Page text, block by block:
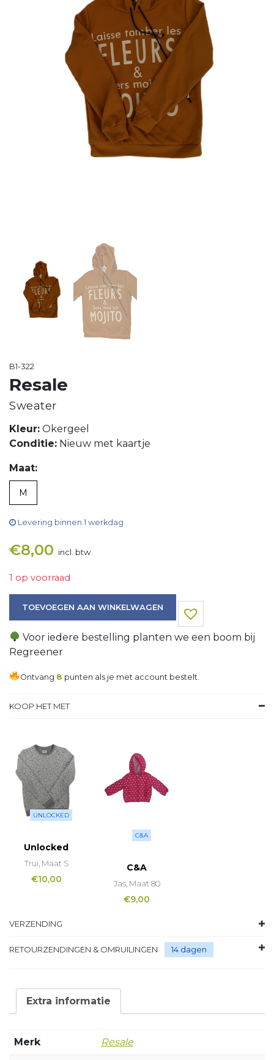
B1-322
Resale
Sweater
Kleur: Okergeel
Conditie: Nieuw met kaartje
Maat:
M
Levering binnen 1 werkdag
€8,00 incl. btw
1 op voorraad
TOEVOEGEN AAN WINKELWAGEN
Voor iedere bestelling planten we een boom bij
Regreener
Ontvang 8 punten als je met account bestelt.
KOOP HET MET
UNLOCKED
Unlocked
Trui, Maat S
€10,00
C&A
C&A
Jas, Maat 80
€9,00
VERZENDING
RETOURZENDINGEN & OMRUILINGEN 14 dagen
Extra informatie
Merk Resale